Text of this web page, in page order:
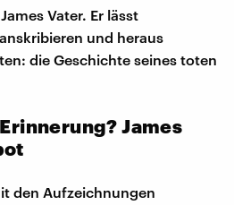
Vater. Er lässt
und heraus
die Geschichte seines toten
James
den Aufzeichnungen